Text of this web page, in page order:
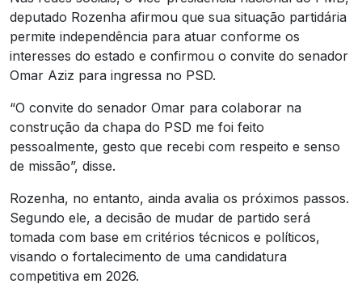
deputado Rozenha afirmou que sua situação partidária
permite independência para atuar conforme os
interesses do estado e confirmou o convite do senador
Omar Aziz para ingressa no PSD.
“O convite do senador Omar para colaborar na
construção da chapa do PSD me foi feito
pessoalmente, gesto que recebi com respeito e senso
de missão”, disse.
Rozenha, no entanto, ainda avalia os próximos passos.
Segundo ele, a decisão de mudar de partido será
tomada com base em critérios técnicos e políticos,
visando o fortalecimento de uma candidatura
competitiva em 2026.